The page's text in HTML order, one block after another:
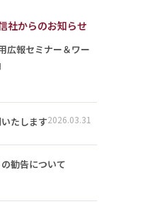
社からのお知らせ
報セミナー＆ワー
たします2026.03.31
勧告について